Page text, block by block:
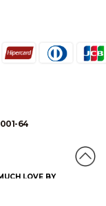
64
LOVE BY